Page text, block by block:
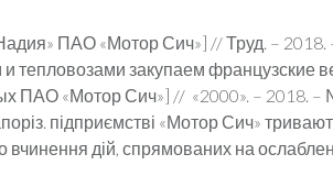
ПАО «Мотор Сич»] // Труд. – 2018.
закупаем французские
ПАО «Мотор Сич»] // «2000». – 2018. –
підприємстві «Мотор Сич» тривають
вчинення дій, спрямованих на